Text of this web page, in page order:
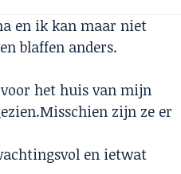
en ik kan maar niet
blaffen anders.
het huis van mijn
zijn ze er
en ietwat